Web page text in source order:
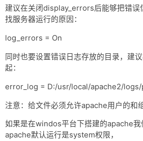
建议在关闭display_errors后能够把错误
找服务器运行的原因：
log_errors = On
同时也要设置错误日志存放的目录，建
起：
error_log = D:/usr/local/apache2/
注意：给文件必须允许apache用户的和
如果是在windos平台下搭建的apache我
apache默认运行是system权限，